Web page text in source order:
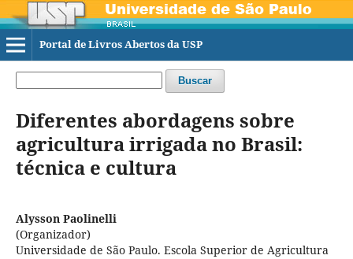
Portal de Livros Abertos da USP
Buscar
Diferentes abordagens sobre
agricultura irrigada no Brasil:
técnica e cultura
Alysson Paolinelli
(Organizador)
Universidade de São Paulo. Escola Superior de Agricultura